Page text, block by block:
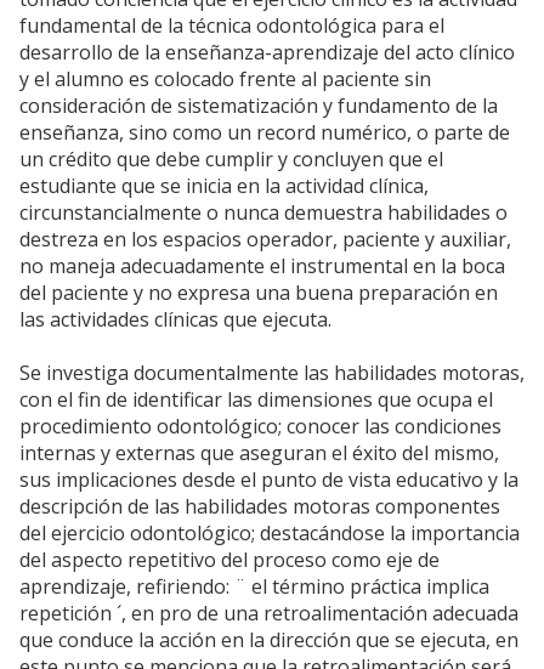
fundamental de la técnica odontológica para el
desarrollo de la enseñanza-aprendizaje del acto clínico
y el alumno es colocado frente al paciente sin
consideración de sistematización y fundamento de la
enseñanza, sino como un record numérico, o parte de
un crédito que debe cumplir y concluyen que el
estudiante que se inicia en la actividad clínica,
circunstancialmente o nunca demuestra habilidades o
destreza en los espacios operador, paciente y auxiliar,
no maneja adecuadamente el instrumental en la boca
del paciente y no expresa una buena preparación en
las actividades clínicas que ejecuta.
Se investiga documentalmente las habilidades motoras,
con el fin de identificar las dimensiones que ocupa el
procedimiento odontológico; conocer las condiciones
internas y externas que aseguran el éxito del mismo,
sus implicaciones desde el punto de vista educativo y la
descripción de las habilidades motoras componentes
del ejercicio odontológico; destacándose la importancia
del aspecto repetitivo del proceso como eje de
aprendizaje, refiriendo: ¨ el término práctica implica
repetición ´, en pro de una retroalimentación adecuada
que conduce la acción en la dirección que se ejecuta, en